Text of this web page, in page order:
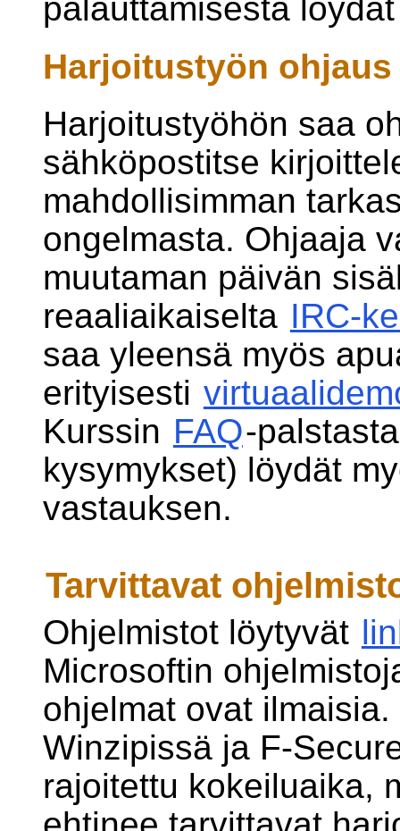
palauttamisesta
Harjoitustyön ohjaus
Harjoitustyöhön saa
sähköpostitse
mahdollisimman
ongelmasta. Ohjaaja
muutaman päivän
reaaliaikaiselta IRC-
saa yleensä myös
erityisesti
Kurssin FAQ-
kysymykset) löydät
vastauksen.
Tarvittavat
Ohjelmistot löytyvät
Microsoftin
ohjelmat ovat
Winzipissä ja F-
rajoitettu kokeiluaika,